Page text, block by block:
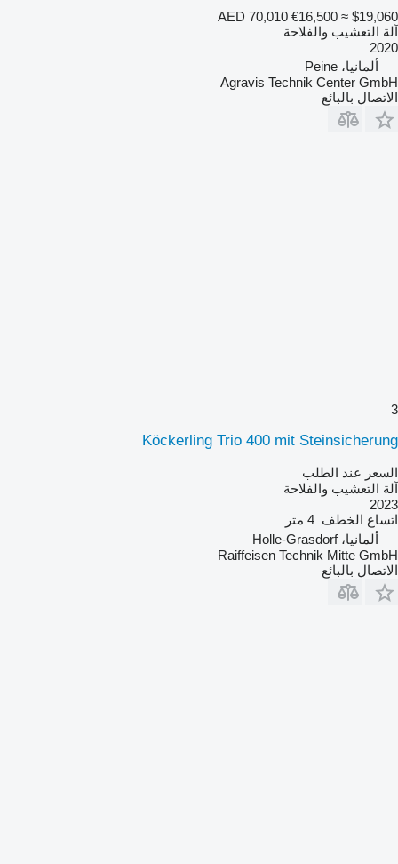
AED 70,010 €16,500 ≈ $19,060
آلة التعشيب والفلاحة
2020
ألمانيا، Peine
Agravis Technik Center GmbH
الاتصال بالبائع
3
Köckerling Trio 400 mit Steinsicherung
السعر عند الطلب
آلة التعشيب والفلاحة
2023
اتساع الخطف 4 متر
ألمانيا، Holle-Grasdorf
Raiffeisen Technik Mitte GmbH
الاتصال بالبائع